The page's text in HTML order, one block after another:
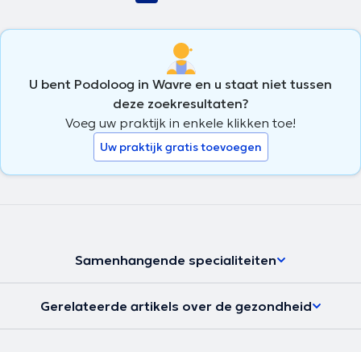
U bent Podoloog in Wavre en u staat niet tussen
deze zoekresultaten?
Voeg uw praktijk in enkele klikken toe!
Uw praktijk gratis toevoegen
Samenhangende specialiteiten
Gerelateerde artikels over de gezondheid